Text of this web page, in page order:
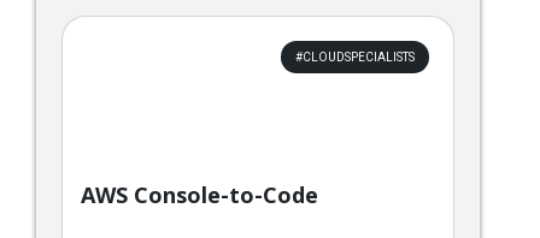
#CLOUDSPECIALISTS
AWS Console-to-Code